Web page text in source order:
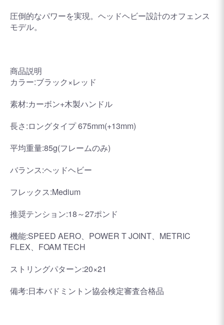
圧倒的なパワーを実現。ヘッドヘビー設計のオフェンス
モデル。
商品説明
カラー:ブラック×レッド
素材:カーボン+木製ハンドル
長さ:ロングタイプ 675mm(+13mm)
平均重量:85g(フレームのみ)
バランス:ヘッドヘビー
フレックス:Medium
推奨テンション:18～27ポンド
機能:SPEED AERO、POWER T JOINT、METRIC
FLEX、FOAM TECH
ストリングパターン:20×21
備考:日本バドミントン協会検定審査合格品